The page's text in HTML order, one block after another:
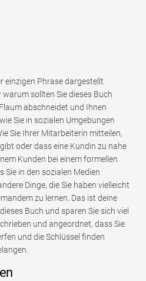
einzigen Phrase dargestellt
warum sollten Sie dieses Buch
abschneidet und Ihnen
Sie in sozialen Umgebungen
Sie Ihrer Mitarbeiterin mitteilen,
oder dass eine Kundin zu nahe
Kunden bei einem formellen
Sie in den sozialen Medien
Dinge, die Sie haben vielleicht
zu lernen. Das ist deine
Buch und sparen Sie sich viel
und angeordnet, dass Sie
und die Schlüssel finden